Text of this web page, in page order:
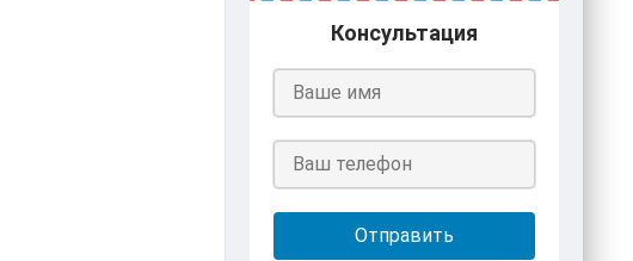
Консультация
Отправить